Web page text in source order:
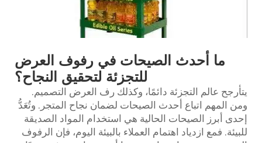
ما أحدث الصيحات في رفوف العرض
للتجزئة لتحقيق النجاح؟
يتأرجح عالم التجزئة دائمًا، وكذلكرف العرض التصميم.
ومن المهم اتباع أحدث الصيحات لضمان نجاح المتجر. وتُعَدُّ
إحدى أبرز الصيحات الحالية هي استخدام المواد الصديقة
للبيئة. فمع ازدياد اهتمام العملاء بالبيئة اليوم، فإن الرفوف